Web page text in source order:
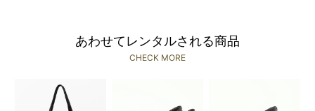
あわせてレンタルされる商品
CHECK MORE